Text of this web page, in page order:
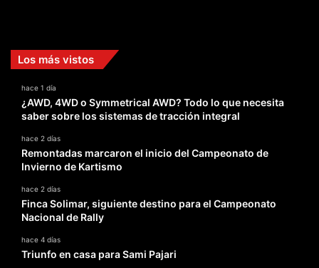
Los más vistos
hace 1 día
¿AWD, 4WD o Symmetrical AWD? Todo lo que necesita
saber sobre los sistemas de tracción integral
hace 2 días
Remontadas marcaron el inicio del Campeonato de
Invierno de Kartismo
hace 2 días
Finca Solimar, siguiente destino para el Campeonato
Nacional de Rally
hace 4 días
Triunfo en casa para Sami Pajari